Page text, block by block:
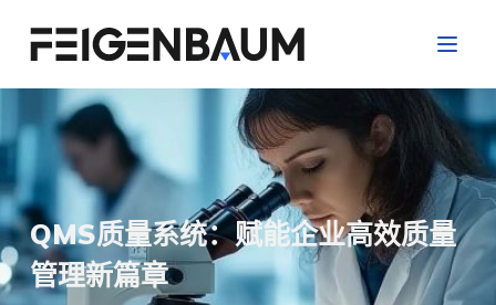
跳
过
内
容
QMS质量系统：赋能企业高效质量
管理新篇章